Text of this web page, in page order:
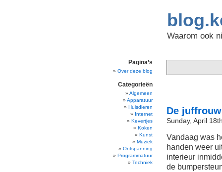
Waarom ook
De
Sunday, April
Vandaag was
handen weer
interieur
de
Pagina’s
Over deze blog
Categorieën
Algemeen
Apparatuur
Huisdieren
Internet
Kevertjes
Koken
Kunst
Muziek
Ontspanning
Programmatuur
Techniek